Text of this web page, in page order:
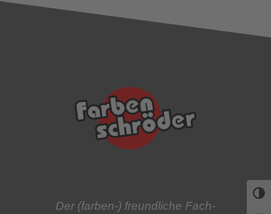
Der (farben-) freundliche Fach-